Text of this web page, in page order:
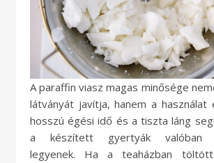
A paraffin viasz magas minősége
látványát javítja, hanem a használat
hosszú égési idő és a tiszta láng
a készített gyertyák valóban
legyenek. Ha a teaházban